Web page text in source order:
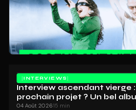
INTERVIEWS
Interview ascendant vierge
prochain projet ? Un bel
04 Août 202615 min